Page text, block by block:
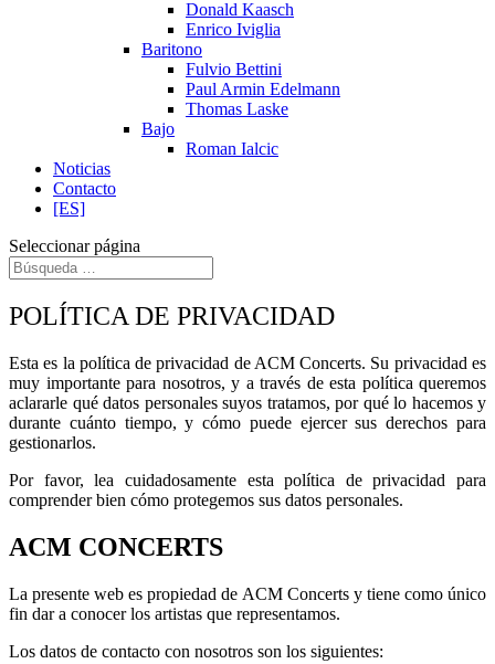
Donald Kaasch
Enrico Iviglia
Baritono
Fulvio Bettini
Paul Armin Edelmann
Thomas Laske
Bajo
Roman Ialcic
Noticias
Contacto
[ES]
Seleccionar página
POLÍTICA DE PRIVACIDAD
Esta es la política de privacidad de ACM Concerts. Su privacidad es
muy importante para nosotros, y a través de esta política queremos
aclararle qué datos personales suyos tratamos, por qué lo hacemos y
durante cuánto tiempo, y cómo puede ejercer sus derechos para
gestionarlos.
Por favor, lea cuidadosamente esta política de privacidad para
comprender bien cómo protegemos sus datos personales.
ACM CONCERTS
La presente web es propiedad de ACM Concerts y tiene como único
fin dar a conocer los artistas que representamos.
Los datos de contacto con nosotros son los siguientes: